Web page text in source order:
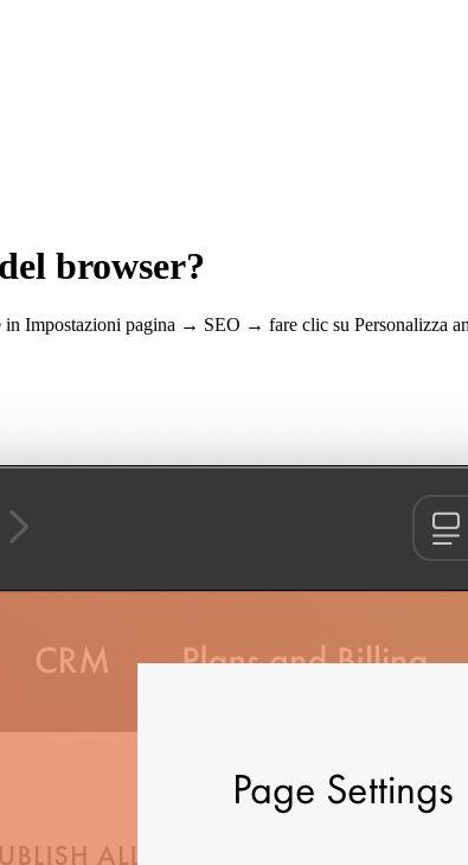
browser?
Impostazioni pagina → SEO → fare clic su Personalizza